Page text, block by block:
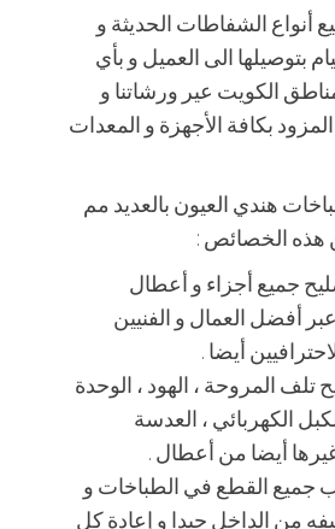
أنواع الشفاطات الحديثة و
بتوصيلها الى العميل و بأي
الكويت عير ورشاتنا و
بكافة الأجهزة و المعدات
هندي العيون بالعديد مم
هذه الخصائص :
جميع أجزاء و أعطال
أفضل العمال و الفنيين
أيضا .
تلف المروحة ، الهود ، الوحدة
الكهربائي ، العدسة
غيرها أيضا من أعطال .
جميع القطع في الطباخات و
من الداخل جيدا و إعادة كل